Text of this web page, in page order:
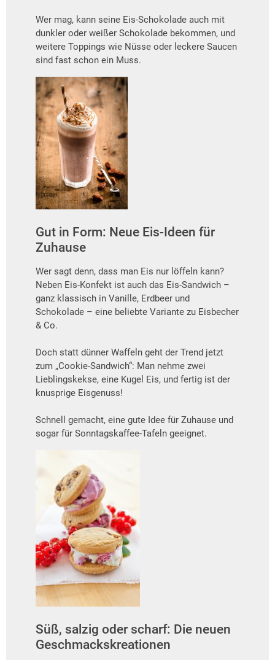
Wer mag, kann seine Eis-Schokolade auch mit
dunkler oder weißer Schokolade bekommen, und
weitere Toppings wie Nüsse oder leckere Saucen
sind fast schon ein Muss.
Gut in Form: Neue Eis-Ideen für
Zuhause
Wer sagt denn, dass man Eis nur löffeln kann?
Neben Eis-Konfekt ist auch das Eis-Sandwich –
ganz klassisch in Vanille, Erdbeer und
Schokolade – eine beliebte Variante zu Eisbecher
& Co.
Doch statt dünner Waffeln geht der Trend jetzt
zum „Cookie-Sandwich“: Man nehme zwei
Lieblingskekse, eine Kugel Eis, und fertig ist der
knusprige Eisgenuss!
Schnell gemacht, eine gute Idee für Zuhause und
sogar für Sonntagskaffee-Tafeln geeignet.
Süß, salzig oder scharf: Die neuen
Geschmackskreationen